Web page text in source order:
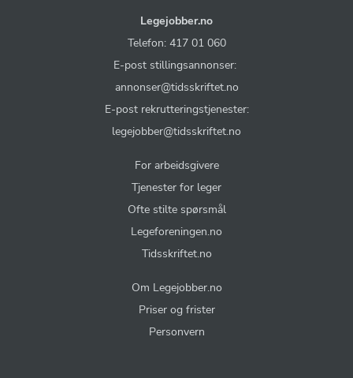
Legejobber.no
Telefon: 417 01 060
E-post stillingsannonser:
annonser@tidsskriftet.no
E-post rekrutteringstjenester:
legejobber@tidsskriftet.no
For arbeidsgivere
Tjenester for leger
Ofte stilte spørsmål
Legeforeningen.no
Tidsskriftet.no
Om Legejobber.no
Priser og frister
Personvern